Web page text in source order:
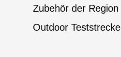
Zubehör der Region
Outdoor Teststrecke